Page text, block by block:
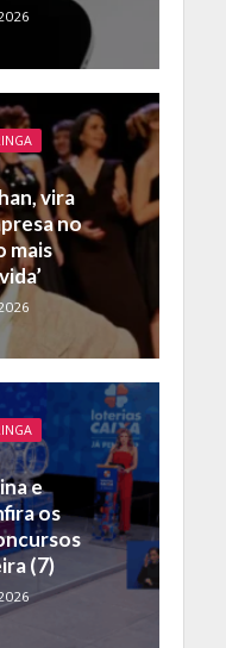
vira
no
mais
e
os
(7)